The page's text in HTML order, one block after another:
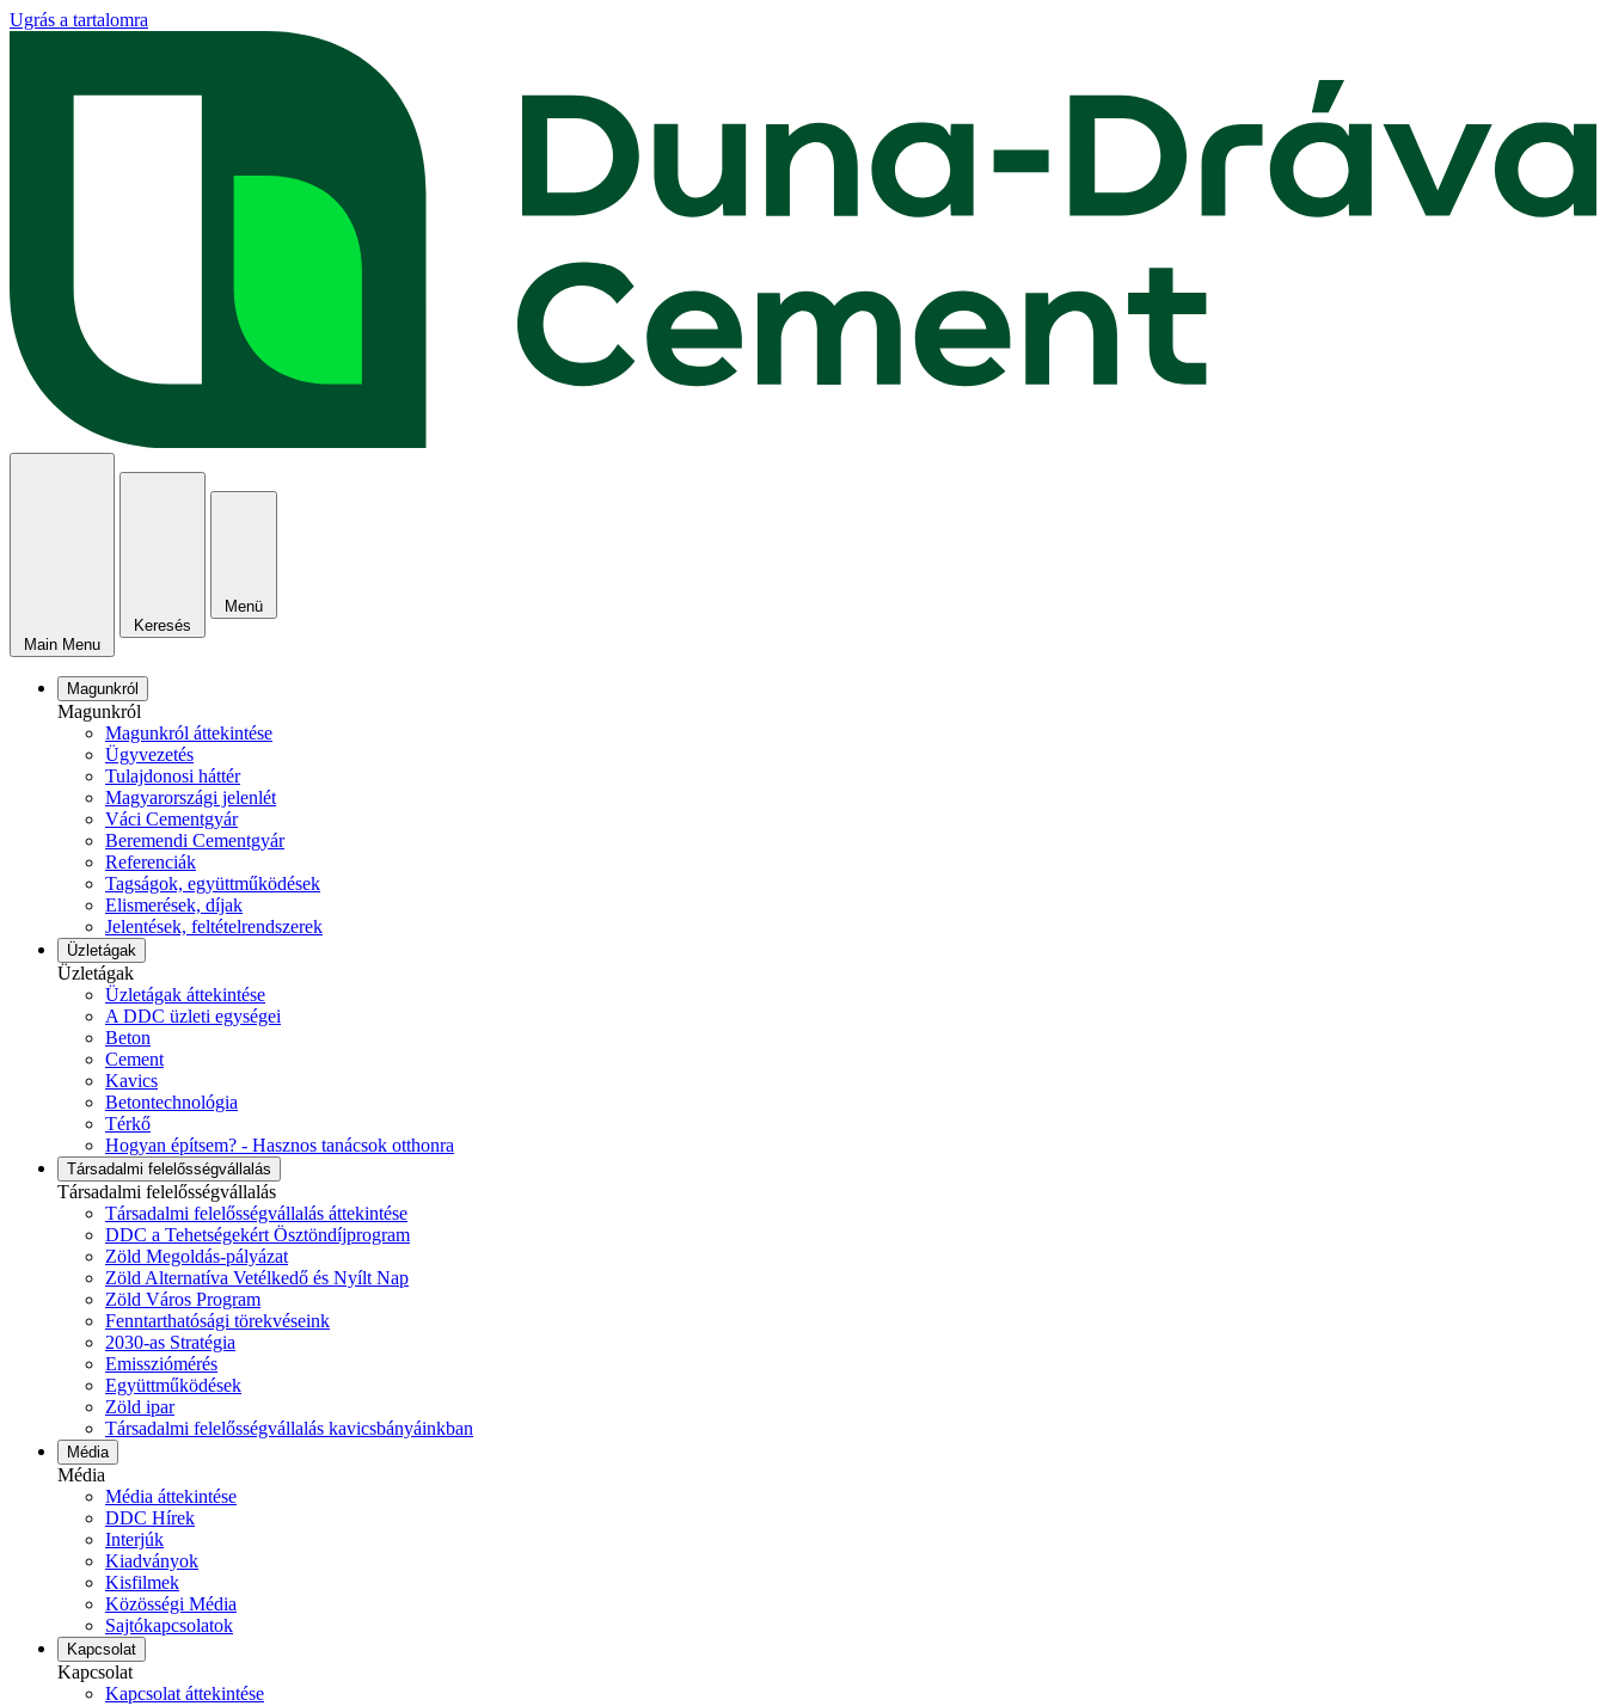
Ugrás a tartalomra
Main Menu
Keresés
Menü
Magunkról
Magunkról
Magunkról áttekintése
Ügyvezetés
Tulajdonosi háttér
Magyarországi jelenlét
Váci Cementgyár
Beremendi Cementgyár
Referenciák
Tagságok, együttműködések
Elismerések, díjak
Jelentések, feltételrendszerek
Üzletágak
Üzletágak
Üzletágak áttekintése
A DDC üzleti egységei
Beton
Cement
Kavics
Betontechnológia
Térkő
Hogyan építsem? - Hasznos tanácsok otthonra
Társadalmi felelősségvállalás
Társadalmi felelősségvállalás
Társadalmi felelősségvállalás áttekintése
DDC a Tehetségekért Ösztöndíjprogram
Zöld Megoldás-pályázat
Zöld Alternatíva Vetélkedő és Nyílt Nap
Zöld Város Program
Fenntarthatósági törekvéseink
2030-as Stratégia
Emissziómérés
Együttműködések
Zöld ipar
Társadalmi felelősségvállalás kavicsbányáinkban
Média
Média
Média áttekintése
DDC Hírek
Interjúk
Kiadványok
Kisfilmek
Közösségi Média
Sajtókapcsolatok
Kapcsolat
Kapcsolat
Kapcsolat áttekintése